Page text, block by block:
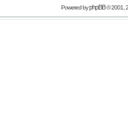
Powered byphpBB© 2001,